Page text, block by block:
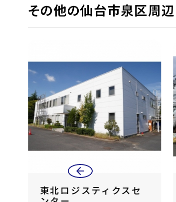
その他の仙台市泉区周
arrow_back
FEAD